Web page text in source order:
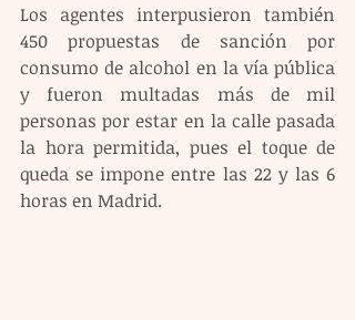
Los agentes interpusieron también
450 propuestas de sanción por
consumo de alcohol en la vía pública
y fueron multadas más de mil
personas por estar en la calle pasada
la hora permitida, pues el toque de
queda se impone entre las 22 y las 6
horas en Madrid.